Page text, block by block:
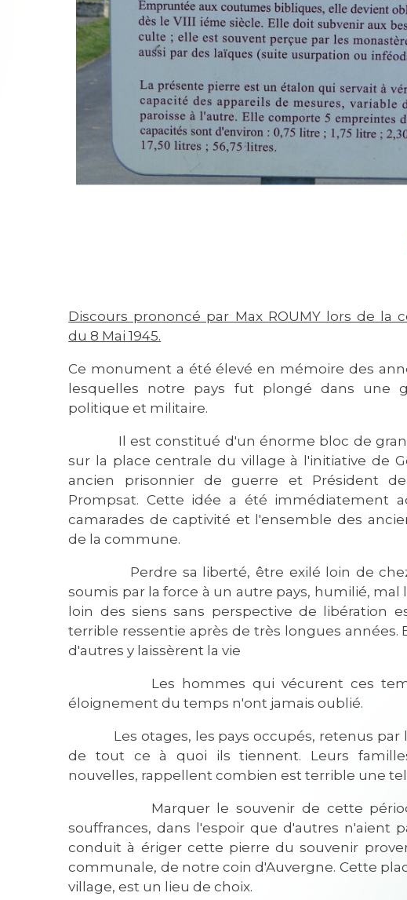
Discours prononcé par Max ROUMY lors de la
du 8 Mai 1945.
Ce monument a été élevé en mémoire des
lesquelles notre pays fut plongé dans une
politique et militaire.
Il est constitué d'un énorme bloc de
sur la place centrale du village à l'initiative de
ancien prisonnier de guerre et Président
Prompsat. Cette idée a été immédiatement
camarades de captivité et l'ensemble des
de la commune.
Perdre sa liberté, être exilé loin de chez
soumis par la force à un autre pays, humilié, mal
loin des siens sans perspective de libération
terrible ressentie après de très longues années.
d'autres y laissèrent la vie
Les hommes qui vécurent ces
éloignement du temps n'ont jamais oublié.
Les otages, les pays occupés, retenus par
de tout ce à quoi ils tiennent. Leurs
nouvelles, rappellent combien est terrible une
Marquer le souvenir de cette
souffrances, dans l'espoir que d'autres n'aient
conduit à ériger cette pierre du souvenir
communale, de notre coin d'Auvergne. Cette
village, est un lieu de choix.